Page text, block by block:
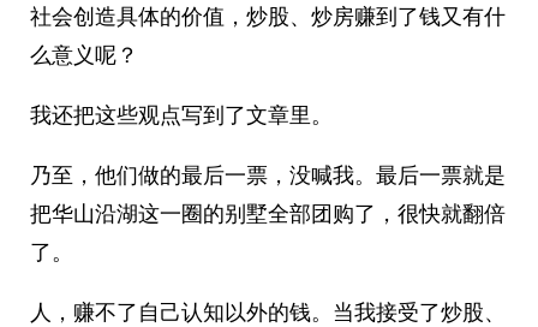
社会创造具体的价值，炒股、炒房赚到了钱又有什
么意义呢？
我还把这些观点写到了文章里。
乃至，他们做的最后一票，没喊我。最后一票就是
把华山沿湖这一圈的别墅全部团购了，很快就翻倍
了。
人，赚不了自己认知以外的钱。当我接受了炒股、